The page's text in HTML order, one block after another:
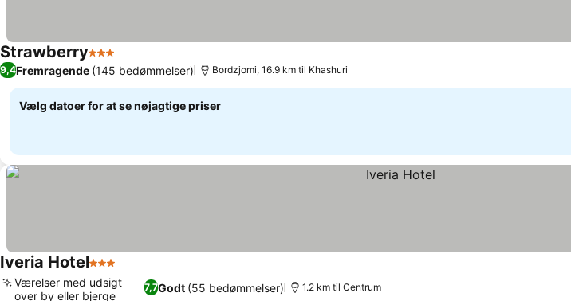
Strawberry3 Stjerner
9,4Fremragende (145 bedømmelser) Bordzjomi, 16.9 km til Khashuri
Vælg datoer for at se nøjagtige priser
Iveria Hotel3 Stjerner
7,7Godt (55 bedømmelser)
Værelser med udsigt
over by eller bjerge
1.2 km til Centrum